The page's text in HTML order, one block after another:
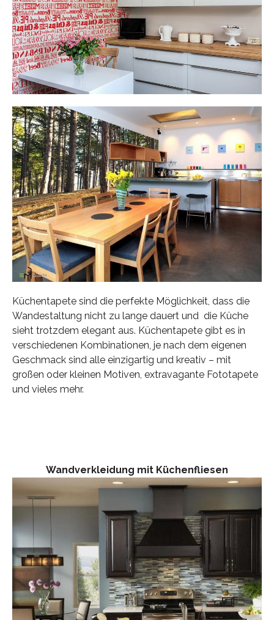
Küchentapete sind die perfekte Möglichkeit, dass die
Wandestaltung nicht zu lange dauert und die Küche
sieht trotzdem elegant aus. Küchentapete gibt es in
verschiedenen Kombinationen, je nach dem eigenen
Geschmack sind alle einzigartig und kreativ – mit
großen oder kleinen Motiven, extravagante Fototapete
und vieles mehr.
Wandverkleidung mit Küchenfliesen